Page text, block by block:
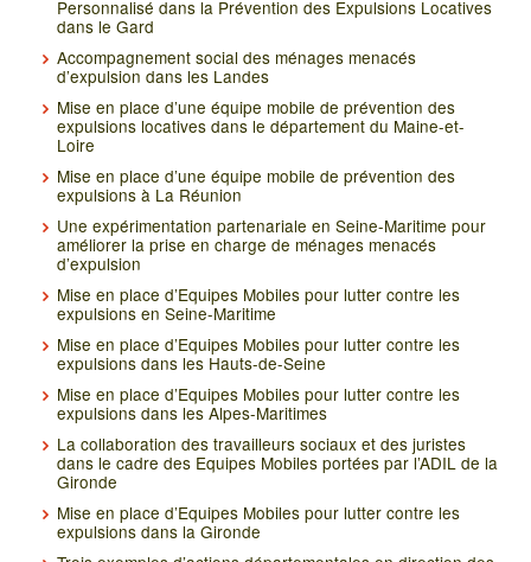
Personnalisé dans la Prévention des Expulsions Locatives
dans le Gard
Accompagnement social des ménages menacés
d’expulsion dans les Landes
Mise en place d’une équipe mobile de prévention des
expulsions locatives dans le département du Maine-et-
Loire
Mise en place d’une équipe mobile de prévention des
expulsions à La Réunion
Une expérimentation partenariale en Seine-Maritime pour
améliorer la prise en charge de ménages menacés
d’expulsion
Mise en place d’Equipes Mobiles pour lutter contre les
expulsions en Seine-Maritime
Mise en place d’Equipes Mobiles pour lutter contre les
expulsions dans les Hauts-de-Seine
Mise en place d’Equipes Mobiles pour lutter contre les
expulsions dans les Alpes-Maritimes
La collaboration des travailleurs sociaux et des juristes
dans le cadre des Equipes Mobiles portées par l’ADIL de la
Gironde
Mise en place d’Equipes Mobiles pour lutter contre les
expulsions dans la Gironde